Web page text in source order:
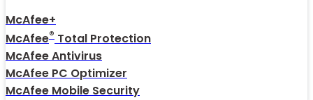
McAfee+
McAfee® Total Protection
McAfee Antivirus
McAfee PC Optimizer
McAfee Mobile Security